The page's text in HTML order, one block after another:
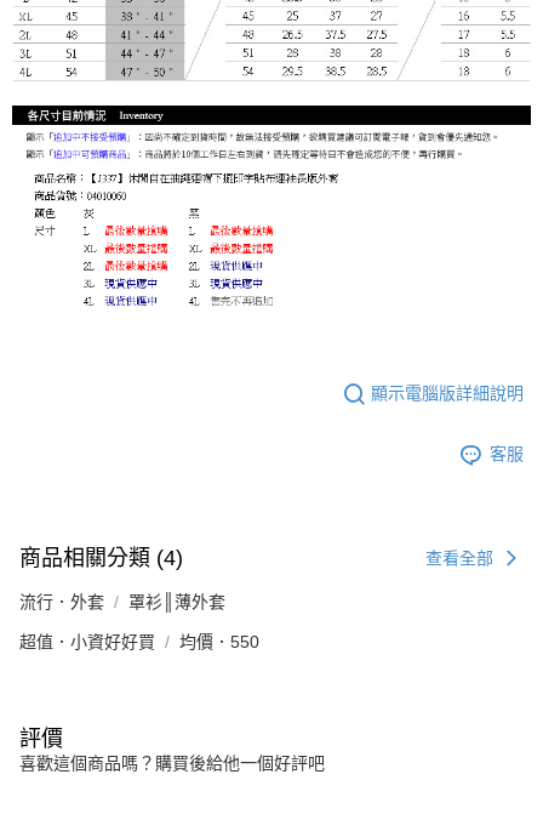
顯示電腦版詳細說明
客服
商品相關分類 (4) 查看全部
流行．外套 罩衫║薄外套
超值．小資好好買 均價．550
評價
喜歡這個商品嗎？購買後給他一個好評吧